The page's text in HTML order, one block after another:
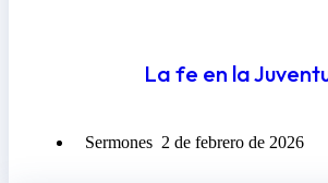
La fe en la
Sermones 2 de febrero de 2026